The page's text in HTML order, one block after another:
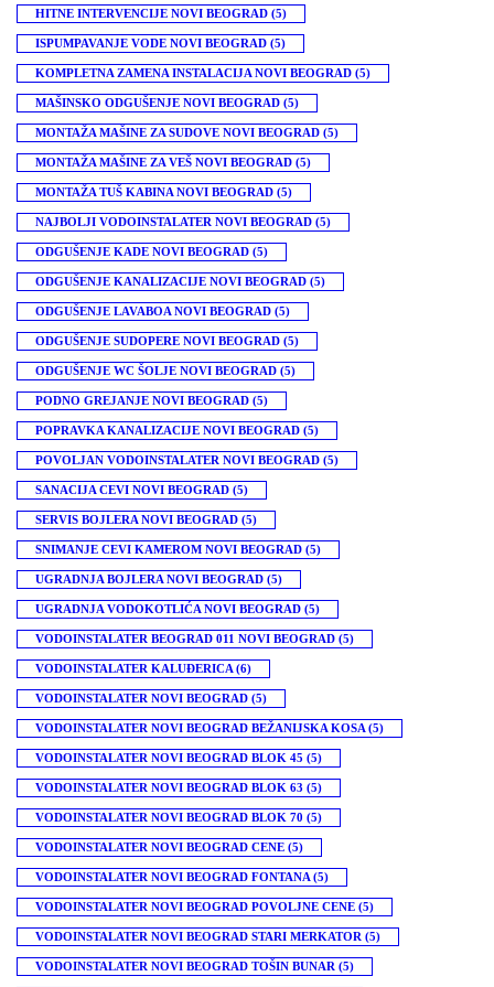
HITNE INTERVENCIJE NOVI BEOGRAD (5)
ISPUMPAVANJE VODE NOVI BEOGRAD (5)
KOMPLETNA ZAMENA INSTALACIJA NOVI BEOGRAD (5)
MAŠINSKO ODGUŠENJE NOVI BEOGRAD (5)
MONTAŽA MAŠINE ZA SUDOVE NOVI BEOGRAD (5)
MONTAŽA MAŠINE ZA VEŠ NOVI BEOGRAD (5)
MONTAŽA TUŠ KABINA NOVI BEOGRAD (5)
NAJBOLJI VODOINSTALATER NOVI BEOGRAD (5)
ODGUŠENJE KADE NOVI BEOGRAD (5)
ODGUŠENJE KANALIZACIJE NOVI BEOGRAD (5)
ODGUŠENJE LAVABOA NOVI BEOGRAD (5)
ODGUŠENJE SUDOPERE NOVI BEOGRAD (5)
ODGUŠENJE WC ŠOLJE NOVI BEOGRAD (5)
PODNO GREJANJE NOVI BEOGRAD (5)
POPRAVKA KANALIZACIJE NOVI BEOGRAD (5)
POVOLJAN VODOINSTALATER NOVI BEOGRAD (5)
SANACIJA CEVI NOVI BEOGRAD (5)
SERVIS BOJLERA NOVI BEOGRAD (5)
SNIMANJE CEVI KAMEROM NOVI BEOGRAD (5)
UGRADNJA BOJLERA NOVI BEOGRAD (5)
UGRADNJA VODOKOTLIĆA NOVI BEOGRAD (5)
VODOINSTALATER BEOGRAD 011 NOVI BEOGRAD (5)
VODOINSTALATER KALUĐERICA (6)
VODOINSTALATER NOVI BEOGRAD (5)
VODOINSTALATER NOVI BEOGRAD BEŽANIJSKA KOSA (5)
VODOINSTALATER NOVI BEOGRAD BLOK 45 (5)
VODOINSTALATER NOVI BEOGRAD BLOK 63 (5)
VODOINSTALATER NOVI BEOGRAD BLOK 70 (5)
VODOINSTALATER NOVI BEOGRAD CENE (5)
VODOINSTALATER NOVI BEOGRAD FONTANA (5)
VODOINSTALATER NOVI BEOGRAD POVOLJNE CENE (5)
VODOINSTALATER NOVI BEOGRAD STARI MERKATOR (5)
VODOINSTALATER NOVI BEOGRAD TOŠIN BUNAR (5)